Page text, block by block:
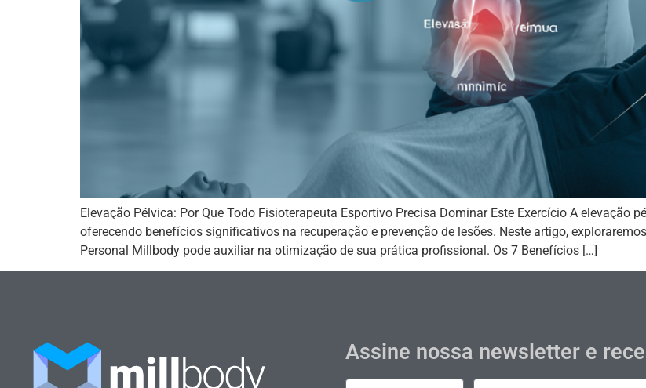
Elevação Pélvica: Por Que Todo Fisioterapeuta Esportivo Precisa Dominar Este Exercício A
oferecendo benefícios significativos na recuperação e prevenção de lesões. Neste artigo,
Personal Millbody pode auxiliar na otimização de sua prática profissional. Os 7 Benefícios […]
Assine nossa newsletter e